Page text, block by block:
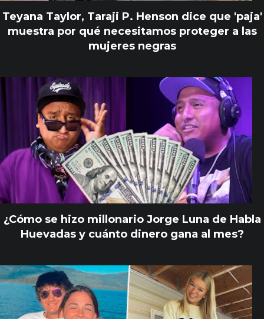
Teyana Taylor, Taraji P. Henson dice que 'paja'
muestra por qué necesitamos proteger a las
mujeres negras
¿Cómo se hizo millonario Jorge Luna de Habla
Huevadas y cuánto dinero gana al mes?